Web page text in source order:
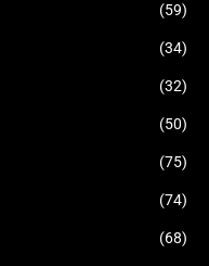
(59)
(34)
(32)
(50)
(75)
(74)
(68)